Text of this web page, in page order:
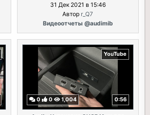
31 Дек 2021 в 15:46
Автор r_Q7
Видеоотчеты @audimib
YouTube
0 0 1,004 0:56